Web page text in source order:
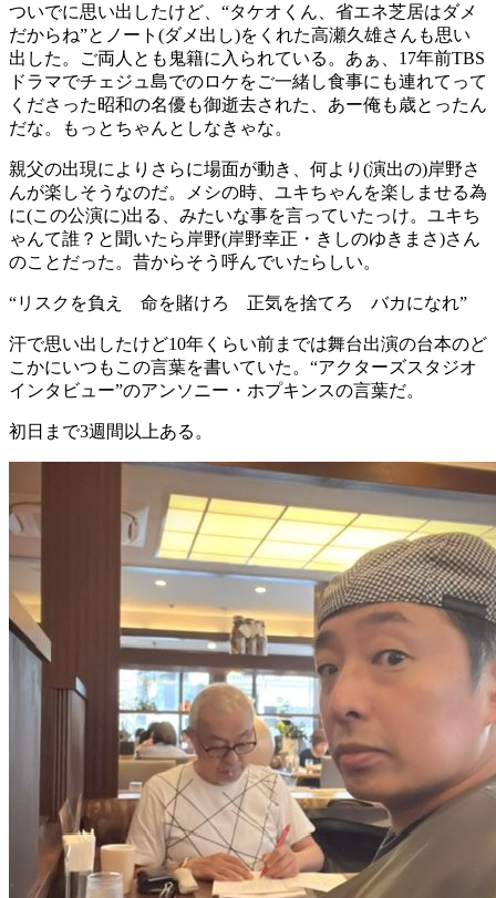
ついでに思い出したけど、“タケオくん、省エネ芝居はダメ
だからね”とノート(ダメ出し)をくれた高瀬久雄さんも思い
出した。ご両人とも鬼籍に入られている。あぁ、17年前TBS
ドラマでチェジュ島でのロケをご一緒し食事にも連れてって
くださった昭和の名優も御逝去された、あー俺も歳とったん
だな。もっとちゃんとしなきゃな。
親父の出現によりさらに場面が動き、何より(演出の)岸野さ
んが楽しそうなのだ。メシの時、ユキちゃんを楽しませる為
に(この公演に)出る、みたいな事を言っていたっけ。ユキち
ゃんて誰？と聞いたら岸野(岸野幸正・きしのゆきまさ)さん
のことだった。昔からそう呼んでいたらしい。
“リスクを負え 命を賭けろ 正気を捨てろ バカになれ”
汗で思い出したけど10年くらい前までは舞台出演の台本のど
こかにいつもこの言葉を書いていた。“アクターズスタジオ
インタビュー”のアンソニー・ホプキンスの言葉だ。
初日まで3週間以上ある。